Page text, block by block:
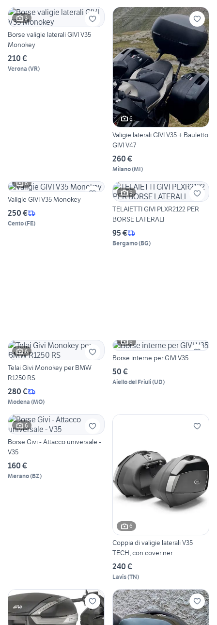
3
Borse valigie laterali GIVI V35
Monokey
210 €
Verona (VR)
6
Valigie laterali GIVI V35 + Bauletto
GIVI V47
260 €
Milano(MI)
6
Valigie GIVI V35 Monokey
250 €
Cento(FE)
5
TELAIETTI GIVI PLXR2122 PER
BORSE LATERALI
95 €
Bergamo(BG)
6
Telai Givi Monokey per BMW
R1250 RS
280 €
Modena (MO)
6
Borse interne per GIVI V35
50 €
Aiello del Friuli(UD)
6
Borse Givi - Attacco universale -
V35
160 €
Merano(BZ)
6
Coppia di valigie laterali V35
TECH, con cover ner
240 €
Lavis(TN)